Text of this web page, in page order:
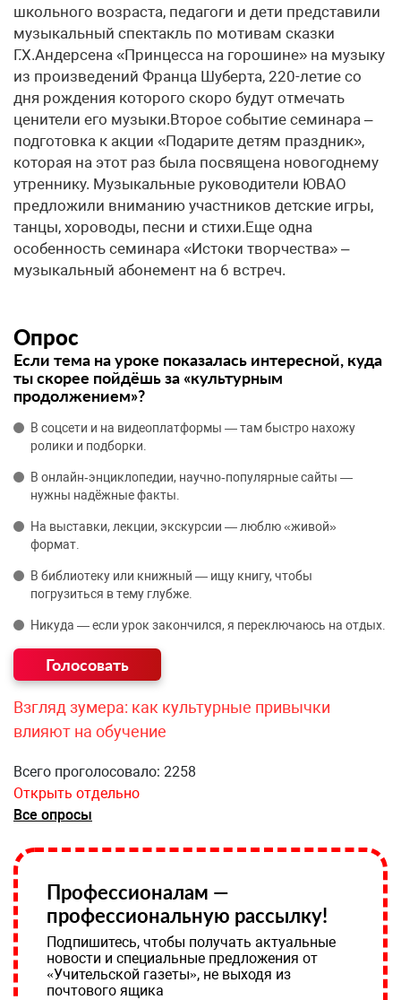
школьного возраста, педагоги и дети представили
музыкальный спектакль по мотивам сказки
Г.Х.Андерсена «Принцесса на горошине» на музыку
из произведений Франца Шуберта, 220-летие со
дня рождения которого скоро будут отмечать
ценители его музыки.Второе событие семинара –
подготовка к акции «Подарите детям праздник»,
которая на этот раз была посвящена новогоднему
утреннику. Музыкальные руководители ЮВАО
предложили вниманию участников детские игры,
танцы, хороводы, песни и стихи.Еще одна
особенность семинара «Истоки творчества» –
музыкальный абонемент на 6 встреч.
Опрос
Если тема на уроке показалась интересной, куда
ты скорее пойдёшь за «культурным
продолжением»?
В соцсети и на видеоплатформы — там быстро нахожу
ролики и подборки.
В онлайн‑энциклопедии, научно‑популярные сайты —
нужны надёжные факты.
На выставки, лекции, экскурсии — люблю «живой»
формат.
В библиотеку или книжный — ищу книгу, чтобы
погрузиться в тему глубже.
Никуда — если урок закончился, я переключаюсь на отдых.
Взгляд зумера: как культурные привычки
влияют на обучение
Всего проголосовало: 2258
Открыть отдельно
Все опросы
Профессионалам —
профессиональную рассылку!
Подпишитесь, чтобы получать актуальные
новости и специальные предложения от
«Учительской газеты», не выходя из
почтового ящика